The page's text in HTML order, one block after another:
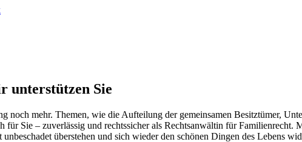
unterstützen Sie
noch mehr. Themen, wie die Aufteilung der gemeinsamen Besitztümer,
für Sie – zuverlässig und rechtssicher als Rechtsanwältin für
überstehen und sich wieder den schönen Dingen des Lebens